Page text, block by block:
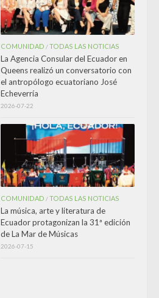
COMUNIDAD /TODAS LAS NOTICIAS
La Agencia Consular del Ecuador en
Queens realizó un conversatorio con
el antropólogo ecuatoriano José
Echeverría
2026-07-22
COMUNIDAD /TODAS LAS NOTICIAS
La música, arte y literatura de
Ecuador protagonizan la 31ª edición
de La Mar de Músicas
2026-07-15